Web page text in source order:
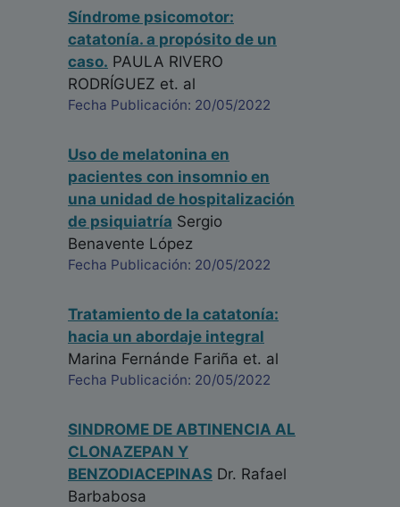
Síndrome psicomotor:
catatonía. a propósito de un
caso. PAULA RIVERO
RODRÍGUEZ et. al
Fecha Publicación: 20/05/2022
Uso de melatonina en
pacientes con insomnio en
una unidad de hospitalización
de psiquiatría Sergio
Benavente López
Fecha Publicación: 20/05/2022
Tratamiento de la catatonía:
hacia un abordaje integral
Marina Fernánde Fariña et. al
Fecha Publicación: 20/05/2022
SINDROME DE ABTINENCIA AL
CLONAZEPAN Y
BENZODIACEPINAS Dr. Rafael
Barbabosa